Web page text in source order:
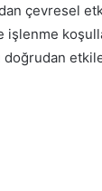
çevresel